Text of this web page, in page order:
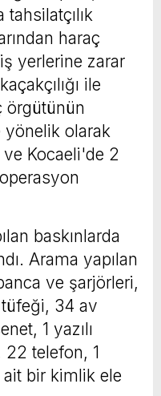
haraç
yerlerine zarar
ile
örgütünün
olarak
Kocaeli'de 2
baskınlarda
Arama yapılan
ve şarjörleri,
34 av
1 yazılı
22 telefon, 1
ait bir kimlik ele